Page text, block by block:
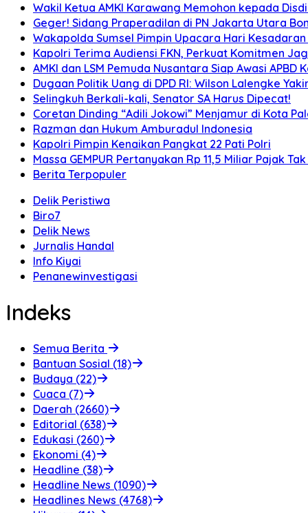
Wakil Ketua AMKI Karawang Memohon kepada
Geger! Sidang Praperadilan di PN Jakarta Utara
Wakapolda Sumsel Pimpin Upacara Hari
Kapolri Terima Audiensi FKN, Perkuat Komitmen
AMKI dan LSM Pemuda Nusantara Siap Awasi APBD
Dugaan Politik Uang di DPD RI: Wilson Lalengke
Selingkuh Berkali-kali, Senator SA Harus Dipecat!
Coretan Dinding “Adili Jokowi” Menjamur di Kota
Razman dan Hukum Amburadul Indonesia
Kapolri Pimpin Kenaikan Pangkat 22 Pati Polri
Massa GEMPUR Pertanyakan Rp 11,5 Miliar Pajak
Berita Terpopuler
Delik Peristiwa
Biro7
Delik News
Jurnalis Handal
Info Kiyai
Penanewinvestigasi
Indeks
Semua Berita
Bantuan Sosial (18)
Budaya (22)
Cuaca (7)
Daerah (2660)
Editorial (638)
Edukasi (260)
Ekonomi (4)
Headline (38)
Headline News (1090)
Headlines News (4768)